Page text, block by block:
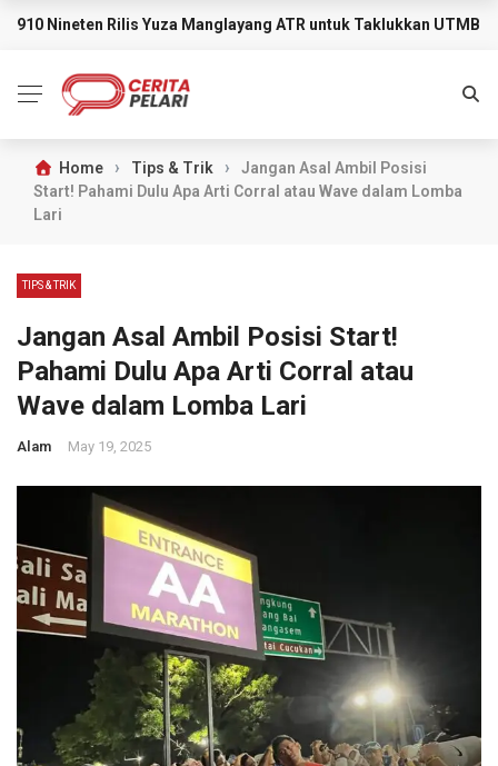
BREAKING NEWS
910 Nineten Rilis Yuza Manglayang ATR untuk Taklukkan UTMB
Home › Tips & Trik ›
Jangan Asal Ambil Posisi
Start! Pahami Dulu Apa Arti Corral atau Wave dalam Lomba
Lari
TIPS & TRIK
Jangan Asal Ambil Posisi Start!
Pahami Dulu Apa Arti Corral atau
Wave dalam Lomba Lari
Alam May 19, 2025